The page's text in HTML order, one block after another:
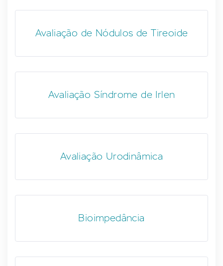
Avaliação de Nódulos de Tireoide
Avaliação Síndrome de Irlen
Avaliação Urodinâmica
Bioimpedância